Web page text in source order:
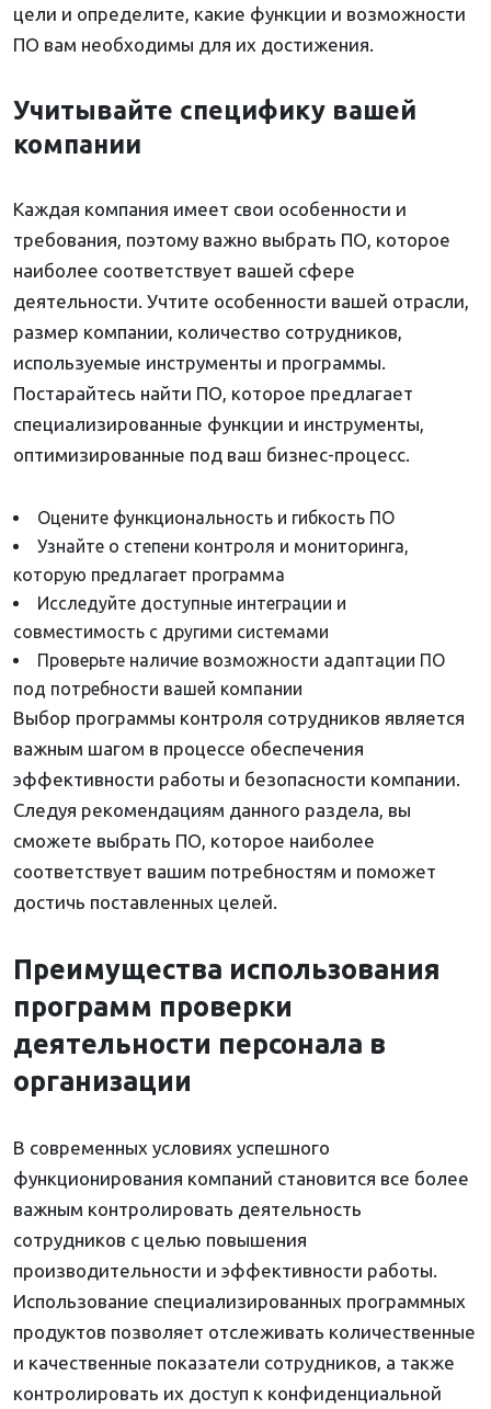
цели и определите, какие функции и возможности
ПО вам необходимы для их достижения.
Учитывайте специфику вашей
компании
Каждая компания имеет свои особенности и
требования, поэтому важно выбрать ПО, которое
наиболее соответствует вашей сфере
деятельности. Учтите особенности вашей отрасли,
размер компании, количество сотрудников,
используемые инструменты и программы.
Постарайтесь найти ПО, которое предлагает
специализированные функции и инструменты,
оптимизированные под ваш бизнес-процесс.
Оцените функциональность и гибкость ПО
Узнайте о степени контроля и мониторинга,
которую предлагает программа
Исследуйте доступные интеграции и
совместимость с другими системами
Проверьте наличие возможности адаптации ПО
под потребности вашей компании
Выбор программы контроля сотрудников является
важным шагом в процессе обеспечения
эффективности работы и безопасности компании.
Следуя рекомендациям данного раздела, вы
сможете выбрать ПО, которое наиболее
соответствует вашим потребностям и поможет
достичь поставленных целей.
Преимущества использования
программ проверки
деятельности персонала в
организации
В современных условиях успешного
функционирования компаний становится все более
важным контролировать деятельность
сотрудников с целью повышения
производительности и эффективности работы.
Использование специализированных программных
продуктов позволяет отслеживать количественные
и качественные показатели сотрудников, а также
контролировать их доступ к конфиденциальной